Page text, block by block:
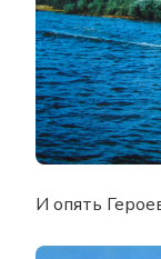
И опять